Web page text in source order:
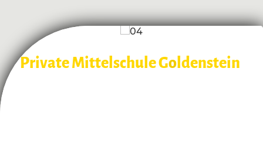
Private Mittelschule Goldenstein